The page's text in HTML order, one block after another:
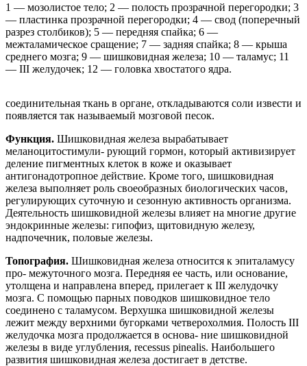
1 — мозолистое тело; 2 — полость прозрачной перегородки; 3
— пластинка прозрачной перегородки; 4 — свод (поперечный
разрез столбиков); 5 — передняя спайка; 6 —
межталамическое сращение; 7 — задняя спайка; 8 — крыша
среднего мозга; 9 — шишковидная железа; 10 — таламус; 11
— III желудочек; 12 — головка хвостатого ядра.
соединительная ткань в органе, откладываются соли извести и
появляется так называемый мозговой песок.
Функция. Шишковидная железа вырабатывает
меланоцитостимули- рующий гормон, который активизирует
деление пигментных клеток в коже и оказывает
антигонадотропное действие. Кроме того, шишковидная
железа выполняет роль своеобразных биологических часов,
регулирующих суточную и сезонную активность организма.
Деятельность шишковидной железы влияет на многие другие
эндокринные железы: гипофиз, щитовидную железу,
надпочечник, половые железы.
Топография. Шишковидная железа относится к эпиталамусу
про- межуточного мозга. Передняя ее часть, или основание,
утолщена и направлена вперед, прилегает к III желудочку
мозга. С помощью парных поводков шишковидное тело
соединено с таламусом. Верхушка шишковидной железы
лежит между верхними бугорками четверохолмия. Полость III
желудочка мозга продолжается в основа- ние шишковидной
железы в виде углубления, recessus pinealis. Наибольшего
развития шишковидная железа достигает в детстве.